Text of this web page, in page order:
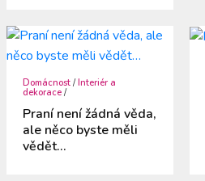
Domácnost /Interiér a
dekorace /
Praní není žádná věda,
ale něco byste měli
vědět…